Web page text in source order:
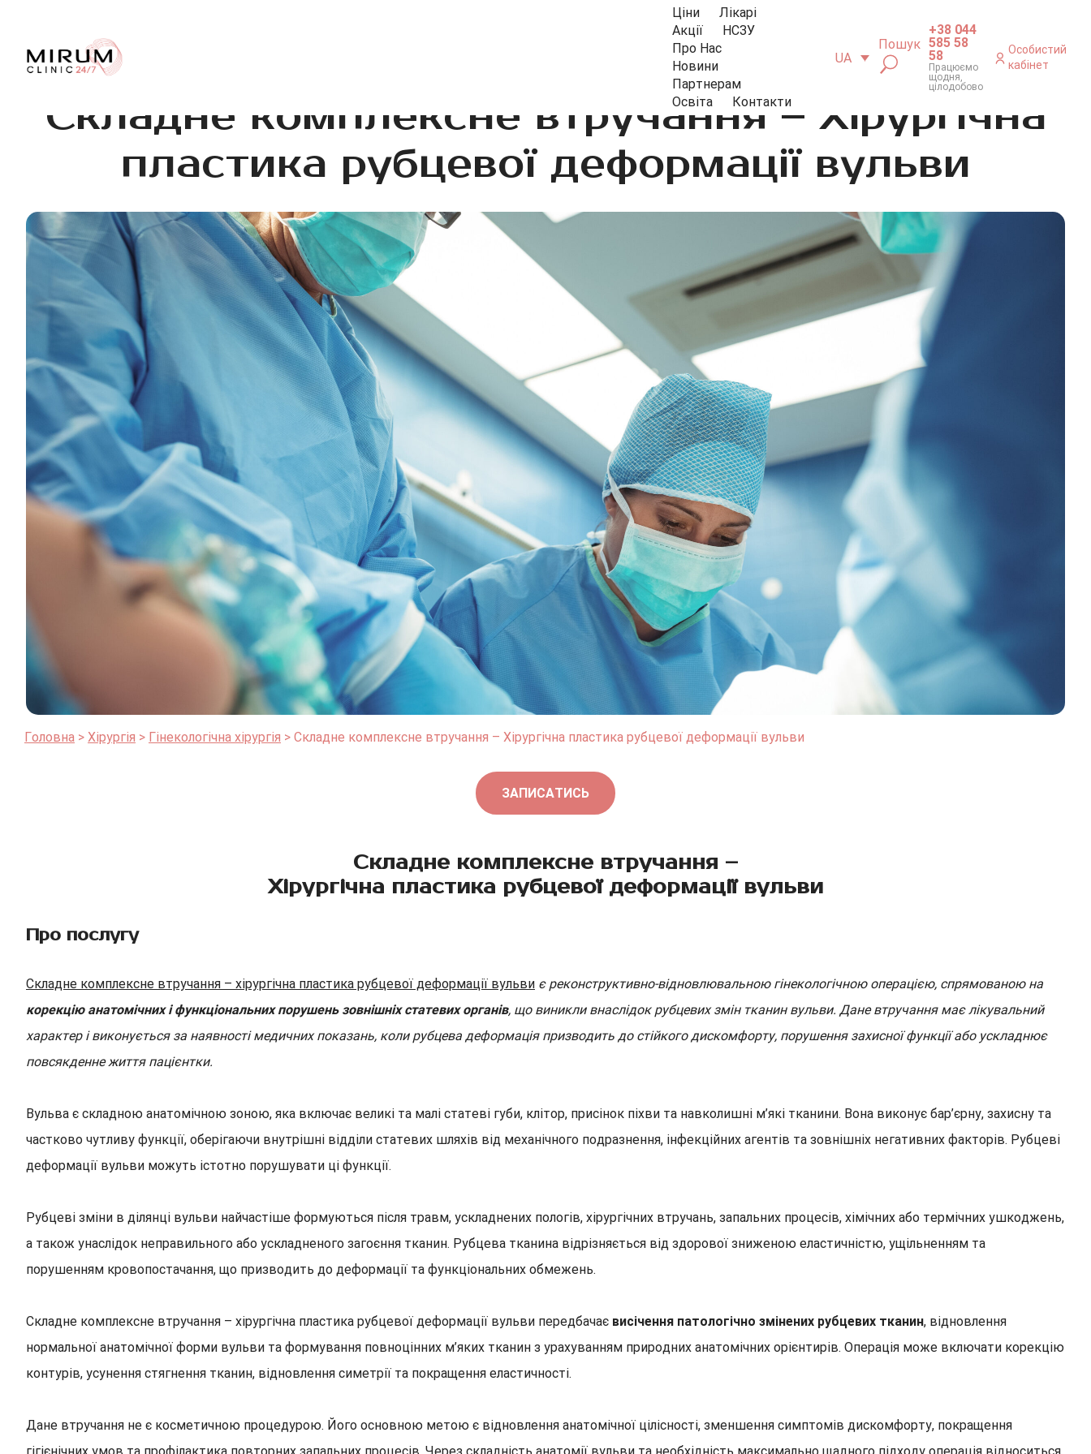
Ціни
Лікарі
Акції
НСЗУ
Про Нас
Новини
Партнерам
Освіта
Контакти
UA
Пошук
+38 044
585 58
58
Працюємо
щодня,
цілодобово
Особистий
кабінет
Складне комплексне втручання – Хірургічна
пластика рубцевої деформації вульви
Головна Хірургія Гінекологічна хірургія Складне комплексне втручання – Хірургічна пластика рубцевої деформації вульви
ЗАПИСАТИСЬ
Складне комплексне втручання –
Хірургічна пластика рубцевої деформації вульви
Про послугу
Складне комплексне втручання – хірургічна пластика рубцевої деформації вульви є реконструктивно-відновлювальною гінекологічною операцією, спрямованою на
корекцію анатомічних і функціональних порушень зовнішніх статевих органів, що виникли внаслідок рубцевих змін тканин вульви. Дане втручання має лікувальний
характер і виконується за наявності медичних показань, коли рубцева деформація призводить до стійкого дискомфорту, порушення захисної функції або ускладнює
повсякденне життя пацієнтки.
Вульва є складною анатомічною зоною, яка включає великі та малі статеві губи, клітор, присінок піхви та навколишні м’які тканини. Вона виконує бар’єрну, захисну та
частково чутливу функції, оберігаючи внутрішні відділи статевих шляхів від механічного подразнення, інфекційних агентів та зовнішніх негативних факторів. Рубцеві
деформації вульви можуть істотно порушувати ці функції.
Рубцеві зміни в ділянці вульви найчастіше формуються після травм, ускладнених пологів, хірургічних втручань, запальних процесів, хімічних або термічних ушкоджень,
а також унаслідок неправильного або ускладненого загоєння тканин. Рубцева тканина відрізняється від здорової зниженою еластичністю, ущільненням та
порушенням кровопостачання, що призводить до деформації та функціональних обмежень.
Складне комплексне втручання – хірургічна пластика рубцевої деформації вульви передбачає висічення патологічно змінених рубцевих тканин, відновлення
нормальної анатомічної форми вульви та формування повноцінних м’яких тканин з урахуванням природних анатомічних орієнтирів. Операція може включати корекцію
контурів, усунення стягнення тканин, відновлення симетрії та покращення еластичності.
Дане втручання не є косметичною процедурою. Його основною метою є відновлення анатомічної цілісності, зменшення симптомів дискомфорту, покращення